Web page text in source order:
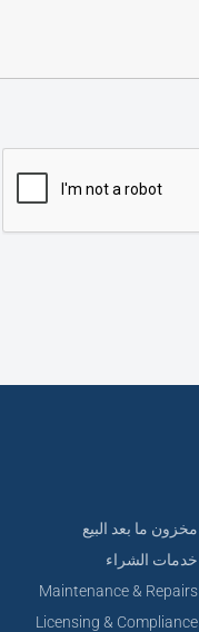
مخزون ما بعد البيع
خدمات الشراء
Maintenance & Repairs
Licensing & Compliance